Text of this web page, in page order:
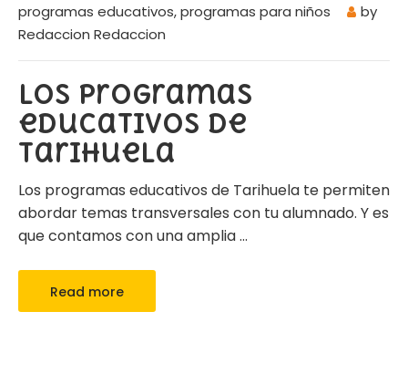
programas educativos,programas para niños
by
Redaccion Redaccion
Los programas
educativos de
Tarihuela
Los programas educativos de Tarihuela te permiten
abordar temas transversales con tu alumnado. Y es
que contamos con una amplia…
Read more